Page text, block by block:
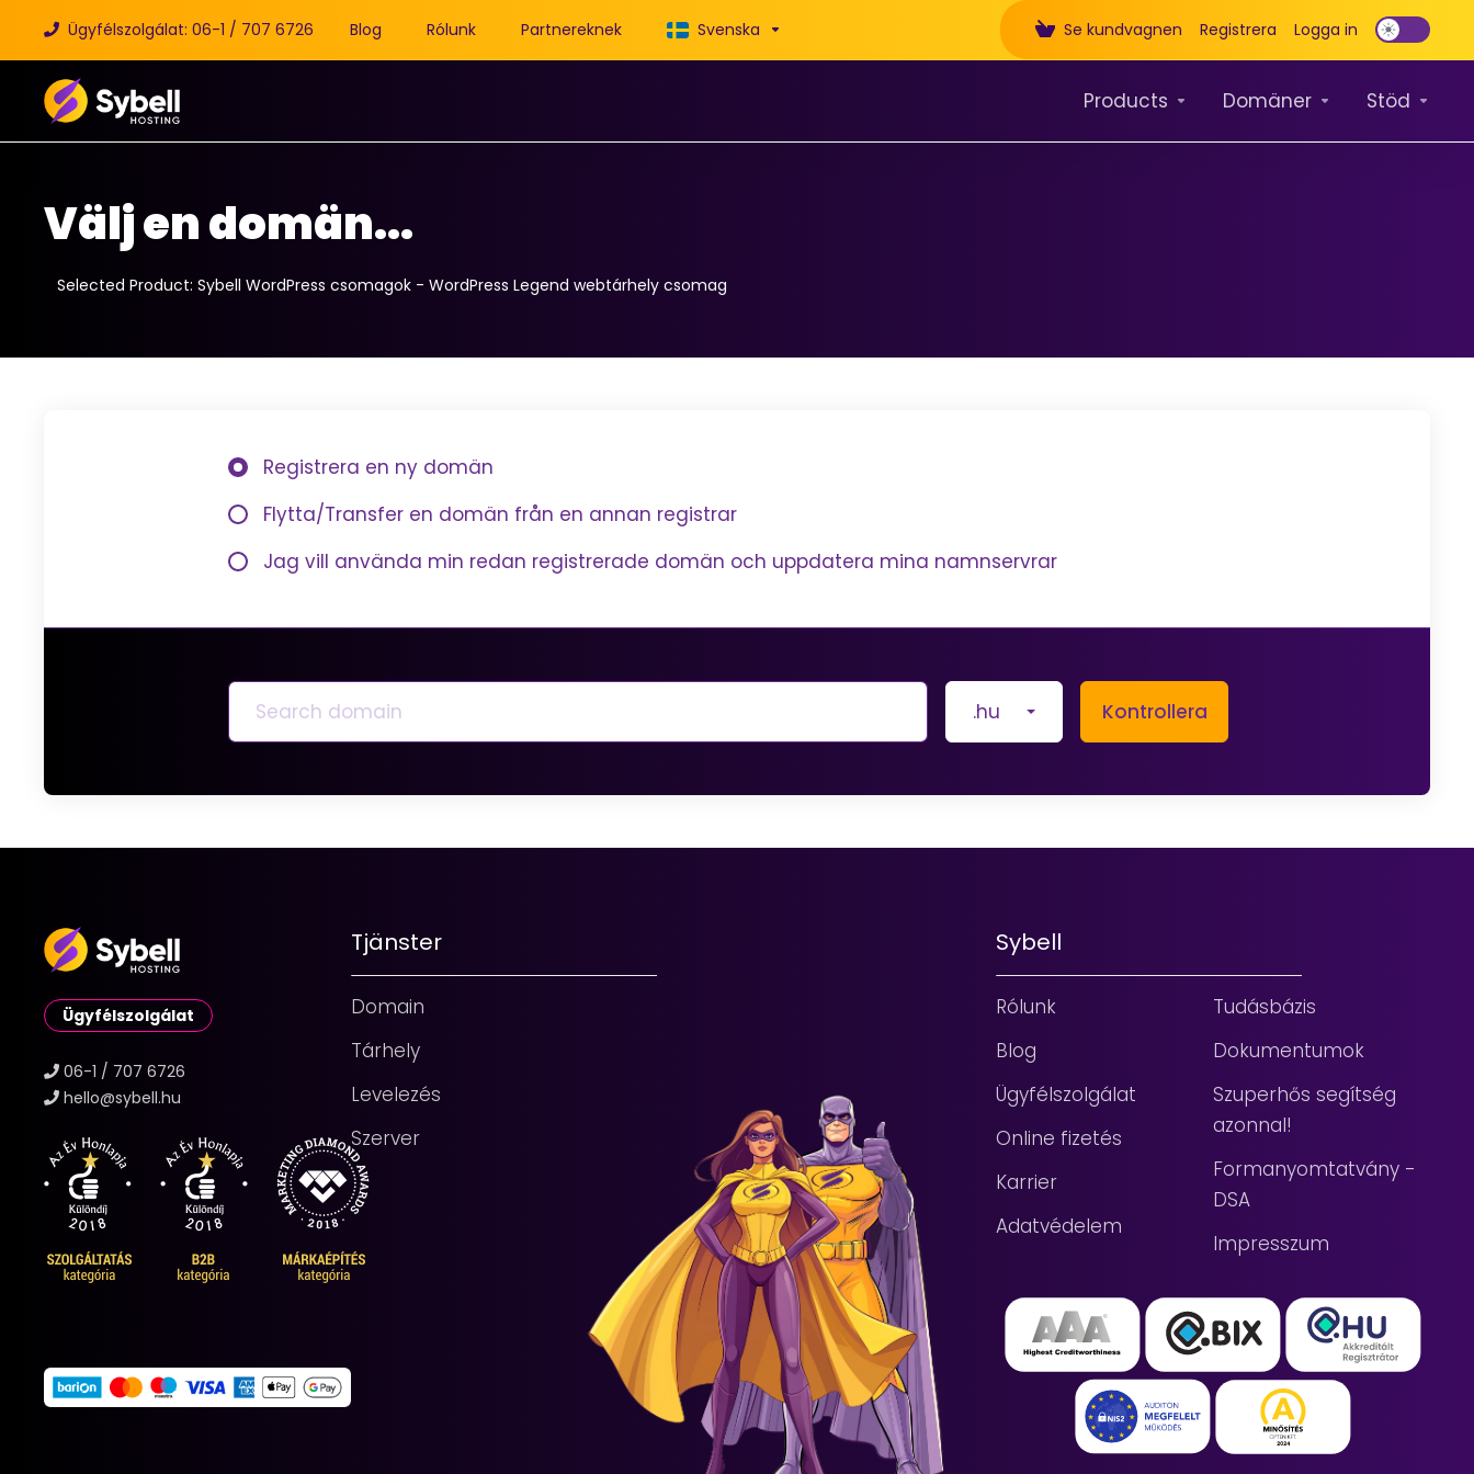
Ügyfélszolgálat: 06-1 / 707 6726 Blog Rólunk Partnereknek Svenska Se kundvagnen Registrera Logga in
Products Domäner Stöd
Välj en domän...
Selected Product: Sybell WordPress csomagok - WordPress Legend webtárhely csomag
Registrera en ny domän
Flytta/Transfer en domän från en annan registrar
Jag vill använda min redan registrerade domän och uppdatera mina namnservrar
.hu Kontrollera
Ügyfélszolgálat
06-1 / 707 6726
hello@sybell.hu
Tjänster
Domain
Tárhely
Levelezés
Szerver
Sybell
Rólunk
Blog
Ügyfélszolgálat
Online fizetés
Karrier
Adatvédelem
Tudásbázis
Dokumentumok
Szuperhős segítség
azonnal!
Formanyomtatvány -
DSA
Impresszum